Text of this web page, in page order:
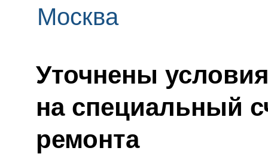
Москва
Уточнены
на специальный
ремонта